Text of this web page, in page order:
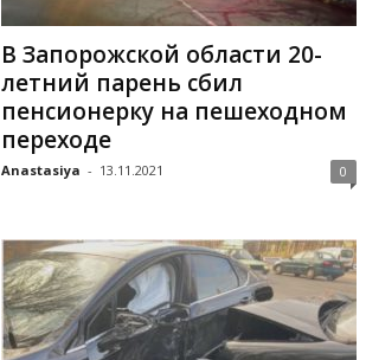
В Запорожской области 20-
летний парень сбил
пенсионерку на пешеходном
переходе
Anastasiya - 13.11.2021 0